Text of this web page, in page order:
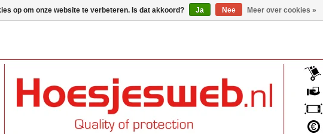
op om onze website te verbeteren. Is dat akkoord? Ja Nee Meer over cookies »